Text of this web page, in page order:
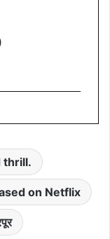
thrill.
on Netflix